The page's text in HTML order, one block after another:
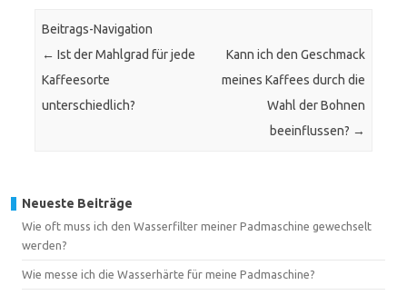
Beitrags-Navigation
← Ist der Mahlgrad für jede
Kaffeesorte
unterschiedlich?
Kann ich den Geschmack
meines Kaffees durch die
Wahl der Bohnen
beeinflussen? →
Neueste Beiträge
Wie oft muss ich den Wasserfilter meiner Padmaschine gewechselt
werden?
Wie messe ich die Wasserhärte für meine Padmaschine?